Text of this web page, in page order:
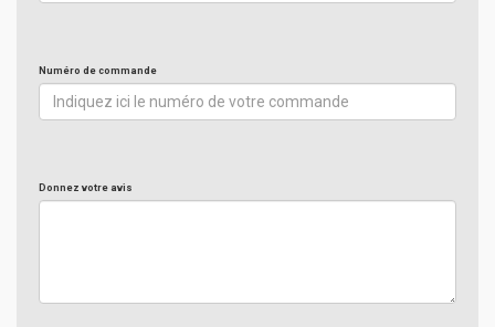
Numéro de commande
Donnez votre avis